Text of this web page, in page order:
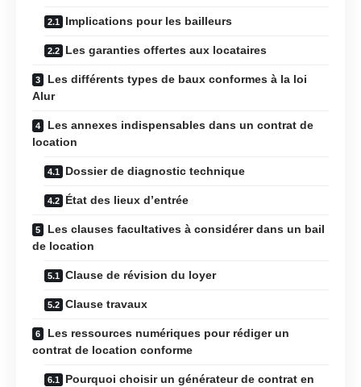
Implications pour les bailleurs
Les garanties offertes aux locataires
Les différents types de baux conformes à la loi
Alur
Les annexes indispensables dans un contrat de
location
Dossier de diagnostic technique
État des lieux d’entrée
Les clauses facultatives à considérer dans un bail
de location
Clause de révision du loyer
Clause travaux
Les ressources numériques pour rédiger un
contrat de location conforme
Pourquoi choisir un générateur de contrat en